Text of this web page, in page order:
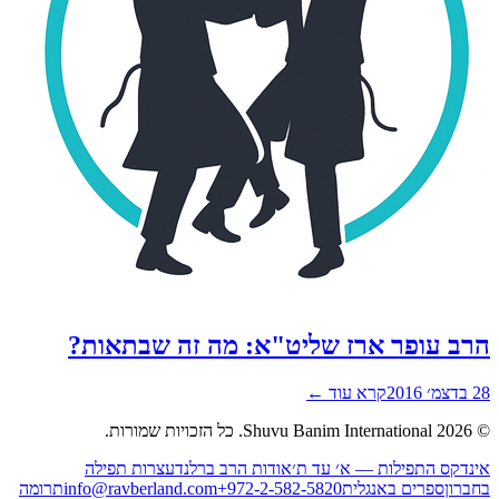
עופר ארז שליט"א: מה זה שבתאות?
קרא עוד ←
2026
Shuvu Banim International.
כל הזכויות שמורות.
התפילות — א׳ עד ת׳אודות הרב ברלנדעצרות תפילה
ספרים באנגלית info@ravberland.com+972-2-582-5820 תרומה